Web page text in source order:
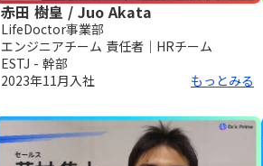
赤田 樹皇 / Juo Akata
LifeDoctor事業部
エンジニアチーム 責任者｜HRチーム
ESTJ - 幹部
2023年11月入社 もっとみる